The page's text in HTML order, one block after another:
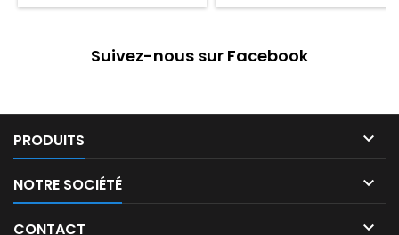
Overflow Discharge Tee 1’’ 1/2
سدادة ماسورة بمسمار ملولب 1”1/4
Suivez-nous sur Facebook
PRODUITS 
NOTRE SOCIÉTÉ 
CONTACT 